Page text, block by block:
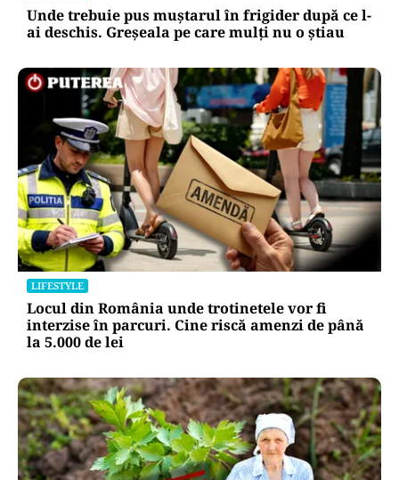
Unde trebuie pus muștarul în frigider după ce l-
ai deschis. Greșeala pe care mulți nu o știau
LIFESTYLE
Locul din România unde trotinetele vor fi
interzise în parcuri. Cine riscă amenzi de până
la 5.000 de lei